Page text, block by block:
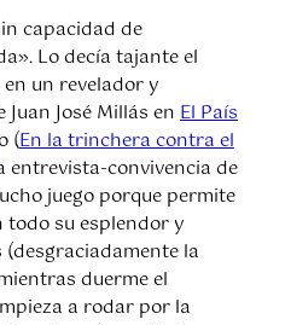
capacidad de
Lo decía tajante el
en un revelador y
José Millás enEl País
(En la trinchera contra el
entrevista-convivencia de
juego porque permite
su esplendor y
la
duerme el
a rodar por la